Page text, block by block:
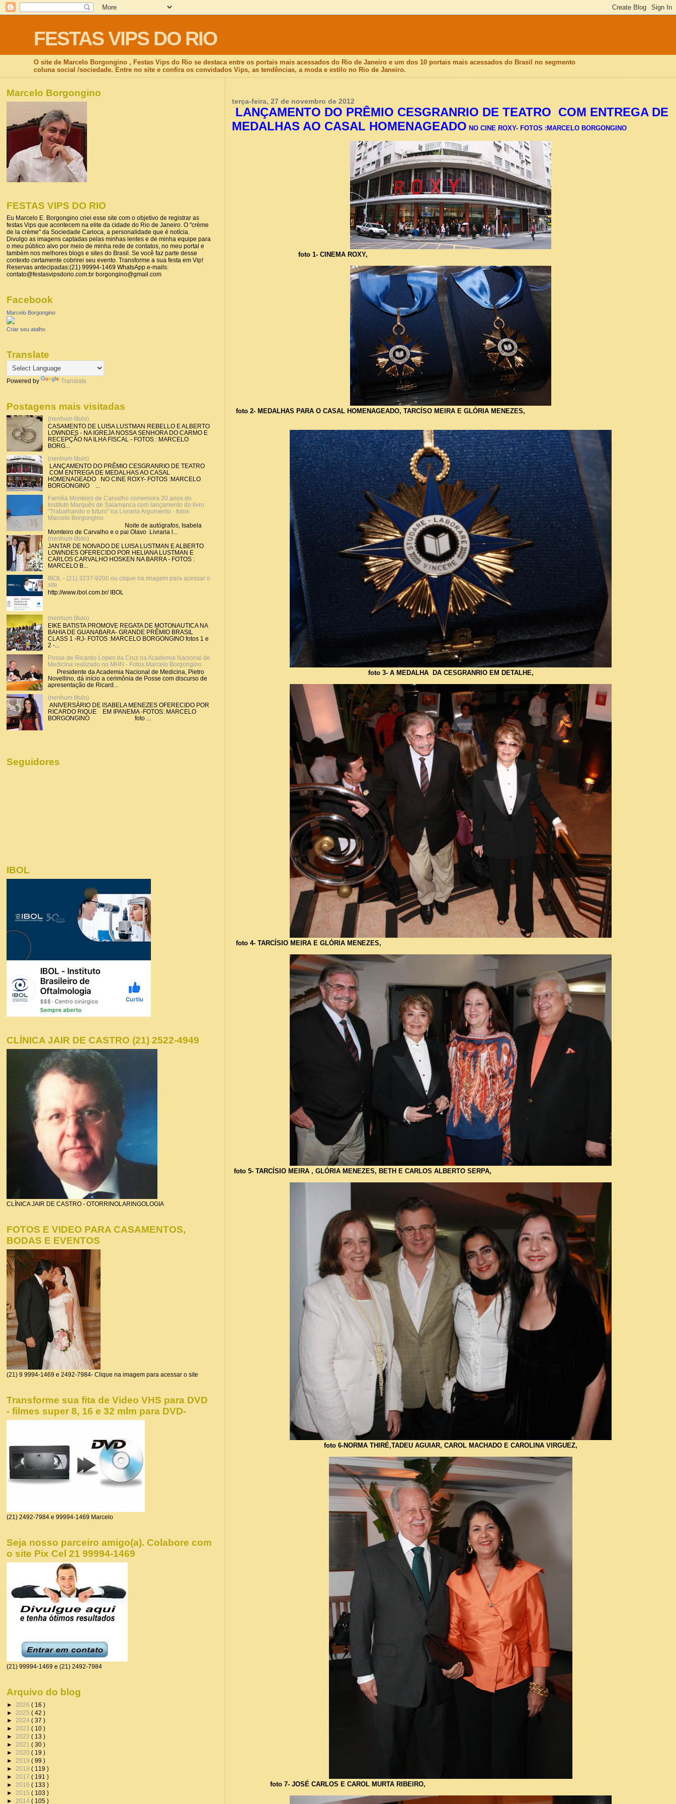
FESTAS VIPS DO RIO
O site de Marcelo Borgongino , Festas Vips do Rio se destaca entre os portais mais acessados do Rio de Janeiro e um dos 10 portais mais acessados do Brasil no segmento
coluna social /sociedade. Entre no site e confira os convidados Vips, as tendências, a moda e estilo no Rio de Janeiro.
terça-feira, 27 de novembro de 2012
LANÇAMENTO DO PRÊMIO CESGRANRIO DE TEATRO COM ENTREGA DE
MEDALHAS AO CASAL HOMENAGEADO NO CINE ROXY- FOTOS :MARCELO BORGONGINO
foto 1- CINEMA ROXY,
foto 2- MEDALHAS PARA O CASAL HOMENAGEADO, TARCÍSO MEIRA E GLÓRIA MENEZES,
foto 3- A MEDALHA DA CESGRANRIO EM DETALHE,
foto 4- TARCÍSIO MEIRA E GLÓRIA MENEZES,
foto 5- TARCÍSIO MEIRA , GLÓRIA MENEZES, BETH E CARLOS ALBERTO SERPA,
foto 6-NORMA THIRÉ,TADEU AGUIAR, CAROL MACHADO E CAROLINA VIRGUEZ,
foto 7- JOSÉ CARLOS E CAROL MURTA RIBEIRO,
Marcelo Borgongino
FESTAS VIPS DO RIO
Eu Marcelo E. Borgongino criei esse site com o objetivo de registrar as
festas Vips que acontecem na elite da cidade do Rio de Janeiro. O "crème
de la crème" da Sociedade Carioca, a personalidade que é notícia.
Divulgo as imagens captadas pelas minhas lentes e de minha equipe para
o meu público alvo por meio de minha rede de contatos, no meu portal e
também nos melhores blogs e sites do Brasil. Se você faz parte desse
contexto certamente cobrirei seu evento. Transforme a sua festa em Vip!
Reservas antecipadas:(21) 99994-1469 WhatsApp e-mails:
contato@festasvipsdorio.com.br borgongino@gmail.com
Facebook
Marcelo Borgongino
Criar seu atalho
Translate
Powered by Translate
Postagens mais visitadas
(nenhum título)
CASAMENTO DE LUISA LUSTMAN REBELLO E ALBERTO
LOWNDES - NA IGREJA NOSSA SENHORA DO CARMO E
RECEPÇÃO NA ILHA FISCAL - FOTOS : MARCELO
BORG...
(nenhum título)
LANÇAMENTO DO PRÊMIO CESGRANRIO DE TEATRO
COM ENTREGA DE MEDALHAS AO CASAL
HOMENAGEADO NO CINE ROXY- FOTOS :MARCELO
BORGONGINO ...
Família Monteiro de Carvalho comemora 20 anos do
Instituto Marquês de Salamanca com lançamento do livro
"Trabalhando o futuro" na Livraria Argumento - fotos
Marcelo Borgongino
Noite de autógrafos, Isabela
Momteiro de Carvalho e o pai Olavo Livraria l...
(nenhum título)
JANTAR DE NOIVADO DE LUISA LUSTMAN E ALBERTO
LOWNDES OFERECIDO POR HELIANA LUSTMAN E
CARLOS CARVALHO HOSKEN NA BARRA - FOTOS :
MARCELO B...
IBOL - (21) 3237-9200 ou clique na imagem para acessar o
site
http://www.ibol.com.br/ IBOL
(nenhum título)
EIKE BATISTA PROMOVE REGATA DE MOTONAUTICA NA
BAHIA DE GUANABARA- GRANDE PRÊMIO BRASIL
CLASS 1 -RJ- FOTOS :MARCELO BORGONGINO fotos 1 e
2 -...
Posse de Ricardo Lopes da Cruz na Academia Nacional de
Medicina realizado no MHN - Fotos:Marcelo Borgongino
Presidente da Academia Nacional de Medicina, Pietro
Novellino, dá início a cerimônia de Posse com discurso de
apresentação de Ricard...
(nenhum título)
ANIVERSÁRIO DE ISABELA MENEZES OFERECIDO POR
RICARDO RIQUE EM IPANEMA -FOTOS: MARCELO
BORGONGINO foto ...
Seguidores
IBOL
CLÍNICA JAIR DE CASTRO (21) 2522-4949
CLÍNICA JAIR DE CASTRO - OTORRINOLARINGOLOGIA
FOTOS E VIDEO PARA CASAMENTOS,
BODAS E EVENTOS
(21) 9 9994-1469 e 2492-7984- Clique na imagem para acessar o site
Transforme sua fita de Video VHS para DVD
- filmes super 8, 16 e 32 mlm para DVD-
(21) 2492-7984 e 99994-1469 Marcelo
Seja nosso parceiro amigo(a). Colabore com
o site Pix Cel 21 99994-1469
(21) 99994-1469 e (21) 2492-7984
Arquivo do blog
► 2026 ( 16 )
► 2025 ( 42 )
► 2024 ( 37 )
► 2023 ( 10 )
► 2022 ( 13 )
► 2021 ( 30 )
► 2020 ( 19 )
► 2019 ( 99 )
► 2018 ( 119 )
► 2017 ( 191 )
► 2016 ( 133 )
► 2015 ( 103 )
► 2014 ( 105 )